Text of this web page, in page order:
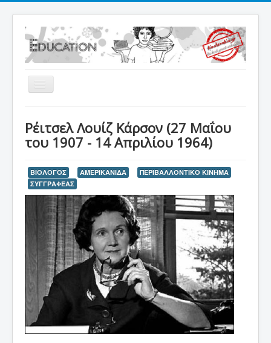
Εναλλαγή
πλοήγησης
Θέματα Γυμνασίου
Γεωμετρικές κατασκευές
Χαρτί κ.λ.π.
PLUS
Comics
eClass
Ρέιτσελ Λουίζ Κάρσον (27 Μαΐου
του 1907 - 14 Απριλίου 1964)
ΒΙΟΛΟΓΟΣ ΑΜΕΡΙΚΑΝΙΔΑ
ΠΕΡΙΒΑΛΛΟΝΤΙΚΟ ΚΙΝΗΜΑ
ΣΥΓΓΡΑΦΕΑΣ